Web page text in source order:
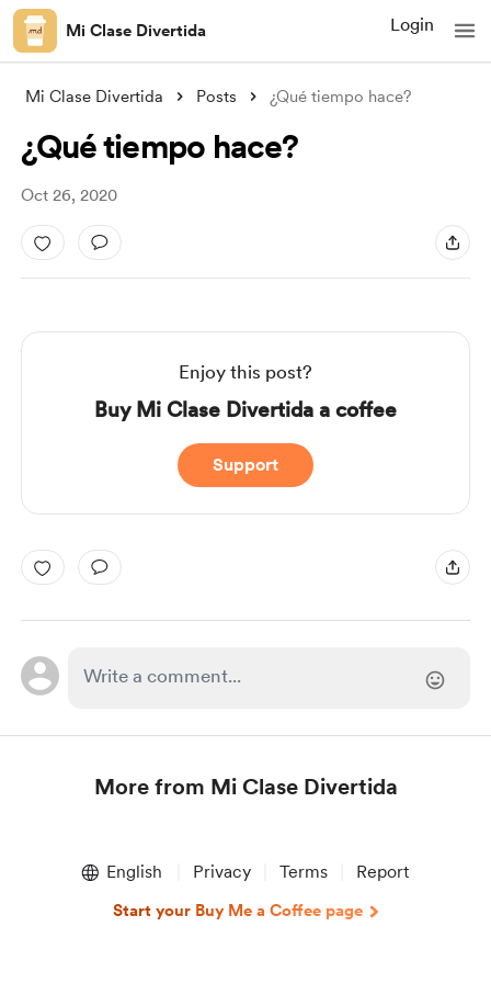
Mi Clase Divertida Login
Mi Clase Divertida Posts ¿Qué tiempo hace?
¿Qué tiempo hace?
Oct 26, 2020
Enjoy this post?
Buy Mi Clase Divertida a coffee
Support
More from Mi Clase Divertida
English Privacy Terms Report
Start your Buy Me a Coffee page